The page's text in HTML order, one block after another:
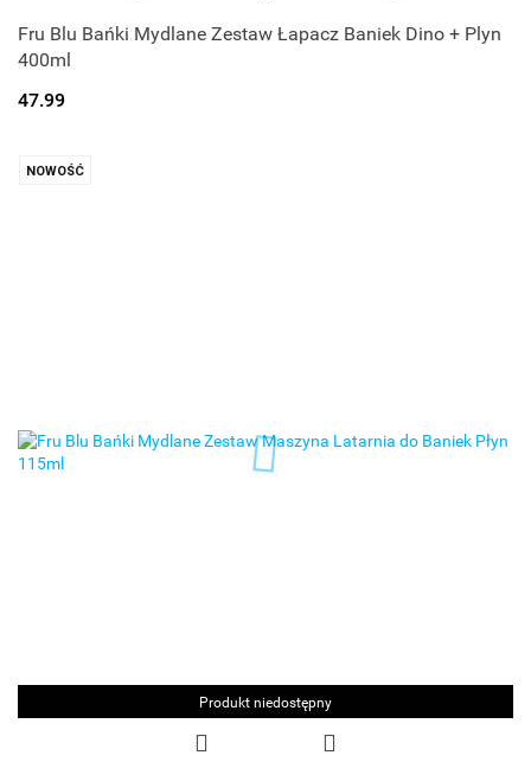
Fru Blu Bańki Mydlane Zestaw Łapacz Baniek Dino + Plyn
400ml
47.99
NOWOŚĆ
Produkt niedostępny